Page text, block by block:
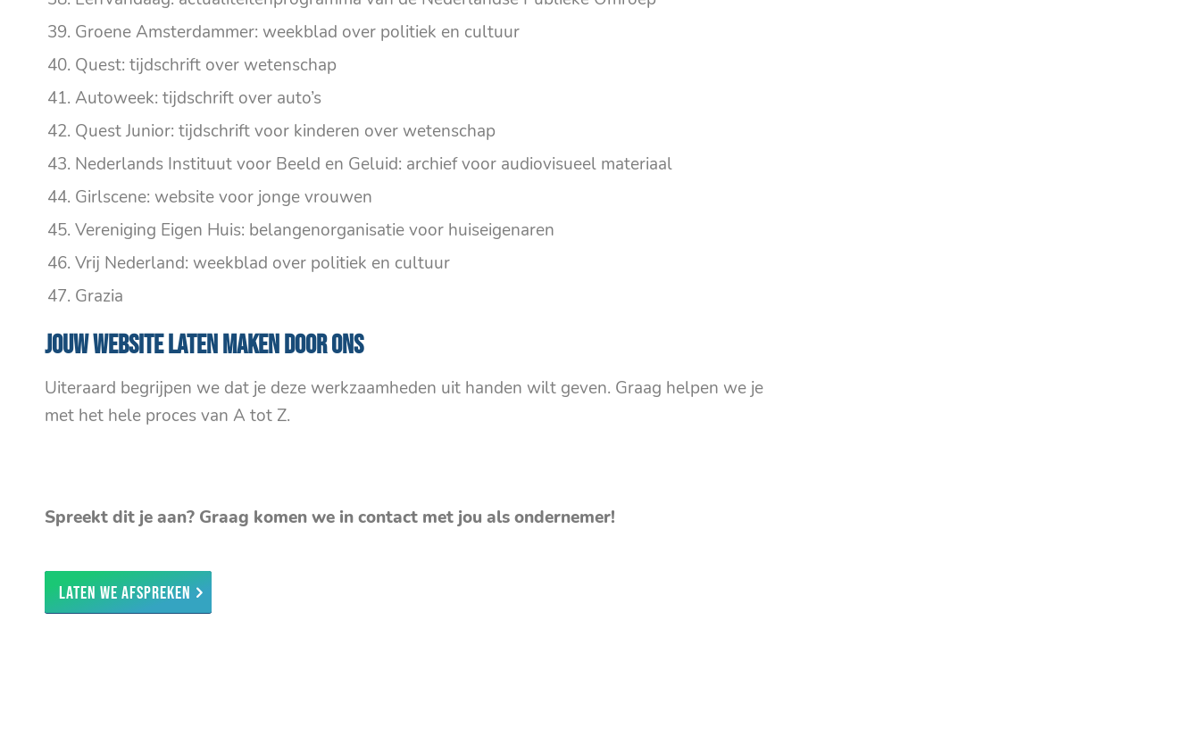
Groene Amsterdammer: weekblad over politiek en cultuur
Quest: tijdschrift over wetenschap
Autoweek: tijdschrift over auto’s
Quest Junior: tijdschrift voor kinderen over wetenschap
Nederlands Instituut voor Beeld en Geluid: archief voor audiovisueel materiaal
Girlscene: website voor jonge vrouwen
Vereniging Eigen Huis: belangenorganisatie voor huiseigenaren
Vrij Nederland: weekblad over politiek en cultuur
Grazia
Jouw website laten maken door ons
Uiteraard begrijpen we dat je deze werkzaamheden uit handen wilt geven. Graag helpen we je
met het hele proces van A tot Z.
Spreekt dit je aan? Graag komen we in contact met jou als ondernemer!
Laten we afspreken